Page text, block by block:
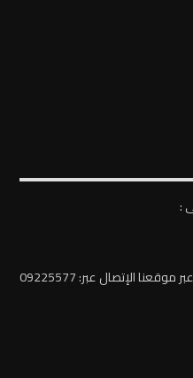
:
موقعنا الإتصال عبر: 09225577